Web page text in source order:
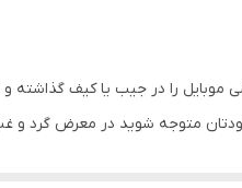
موبایل را در جیب یا کیف
متوجه شوید در معرض گرد و